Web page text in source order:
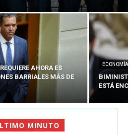
AHORA ES
BARRIALES MÁS DE
ECONOMÍA
BIMINISTRO
ESTÁ
MINUTO